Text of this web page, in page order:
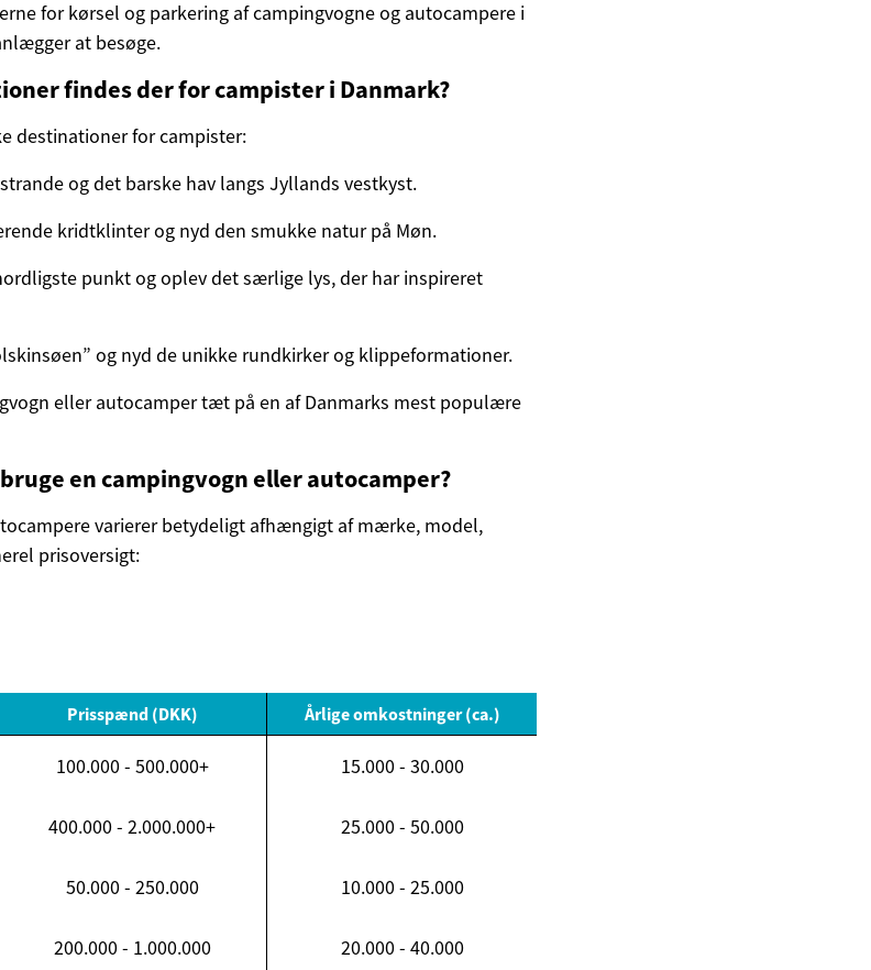
for kørsel og parkering af campingvogne og autocampere i
at besøge.
findes der for campister i Danmark?
destinationer for campister:
og det barske hav langs Jyllands vestkyst.
kridtklinter og nyd den smukke natur på Møn.
punkt og oplev det særlige lys, der har inspireret
og nyd de unikke rundkirker og klippeformationer.
eller autocamper tæt på en af Danmarks mest populære
en campingvogn eller autocamper?
varierer betydeligt afhængigt af mærke, model,
prisoversigt:
Prisspænd (DKK) Årlige omkostninger (ca.)
100.000 - 500.000+ 15.000 - 30.000
400.000 - 2.000.000+ 25.000 - 50.000
50.000 - 250.000 10.000 - 25.000
200.000 - 1.000.000 20.000 - 40.000